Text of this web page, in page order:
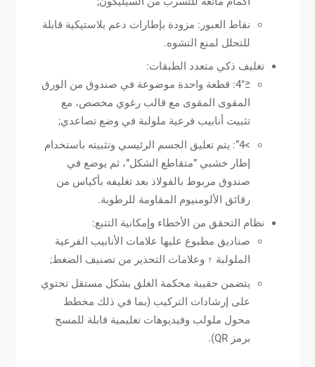
نقاط العبور: مزودة بإطارات دعم بلاستيكية قابلة
للتحلل لمنع التشوه.
تغليف ذكي متعدد الطبقات:
≤4″: قطعة واحدة موضوعة في صندوق من الورق
المقوى المقوى مع قالب رغوي مخصص، مع
تثبيت أنابيب فرعية ملولبة في وضع تصاعدي;
>4“: يتم تعليق الجسم الرئيسي وتثبيته باستخدام
إطار خشبي ”متقاطع الشكل”، ثم يوضع في
صندوق مربوط بالفولاذ بعد تغليفه بأكياس من
رقائق الألومنيوم المقاومة للرطوبة.
نظام التحقق من الأخطاء وإمكانية التتبع:
صناديق مطبوع عليها علامات الأنابيب الفرعية
الملولبة ↑ وعلامات التحذير من تصنيف الضغط;
يتضمن حقيبة محكمة الغلق بشكل مستقل تحتوي
على إرشادات التركيب (بما في ذلك مخطط
محول ملولب وفيديوهات تعليمية قابلة للمسح
برمز QR).